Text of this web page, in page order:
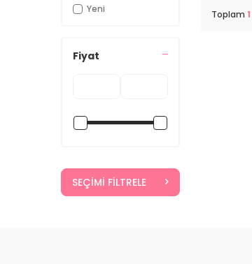
Yeni
Fiyat
SEÇIMI FILTRELE
Toplam 1